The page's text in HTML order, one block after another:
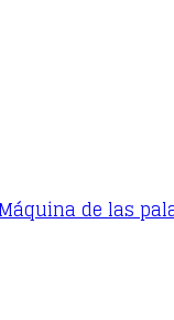
de las